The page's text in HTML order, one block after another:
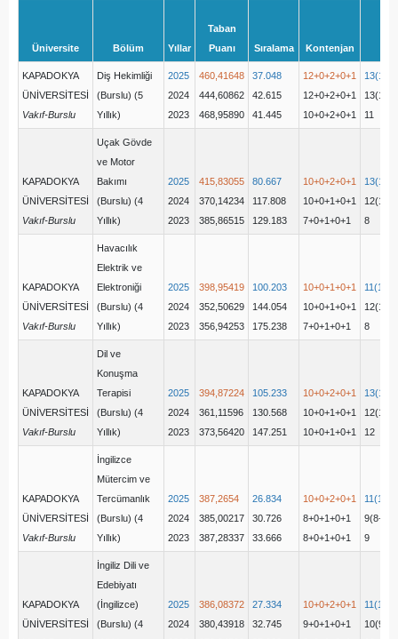
Üniversite Bölüm Yıllar
Taban
Puanı
Sıralama Kontenjan
KAPADOKYA
ÜNİVERSİTESİ
Vakıf-Burslu
Diş Hekimliği
(Burslu) (5
Yıllık)
2025
2024
2023
460,41648
444,60862
468,95890
37.048
42.615
41.445
12+0+2+0+1
12+0+2+0+1
10+0+2+0+1
11
KAPADOKYA
ÜNİVERSİTESİ
Vakıf-Burslu
Uçak Gövde
ve Motor
Bakımı
(Burslu) (4
Yıllık)
2025
2024
2023
415,83055
370,14234
385,86515
80.667
117.808
129.183
10+0+2+0+1
10+0+1+0+1
7+0+1+0+1
8
KAPADOKYA
ÜNİVERSİTESİ
Vakıf-Burslu
Havacılık
Elektrik ve
Elektroniği
(Burslu) (4
Yıllık)
2025
2024
2023
398,95419
352,50629
356,94253
100.203
144.054
175.238
10+0+1+0+1
10+0+1+0+1
7+0+1+0+1
8
KAPADOKYA
ÜNİVERSİTESİ
Vakıf-Burslu
Dil ve
Konuşma
Terapisi
(Burslu) (4
Yıllık)
2025
2024
2023
394,87224
361,11596
373,56420
105.233
130.568
147.251
10+0+2+0+1
10+0+1+0+1
10+0+1+0+1
12
KAPADOKYA
ÜNİVERSİTESİ
Vakıf-Burslu
İngilizce
Mütercim ve
Tercümanlık
(Burslu) (4
Yıllık)
2025
2024
2023
387,2654
385,00217
387,28337
26.834
30.726
33.666
10+0+2+0+1
8+0+1+0+1
8+0+1+0+1
9
KAPADOKYA
ÜNİVERSİTESİ
İngiliz Dili ve
Edebiyatı
(İngilizce)
(Burslu) (4
2025
2024
386,08372
380,43918
27.334
32.745
10+0+2+0+1
9+0+1+0+1